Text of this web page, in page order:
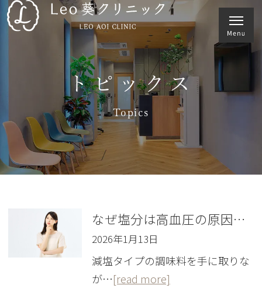
トピックス
Topics
なぜ塩分は高血圧の原因になるのか？減塩の効果と理由を解説
2026年1月13日
減塩タイプの調味料を手に取りな
が…[read more]